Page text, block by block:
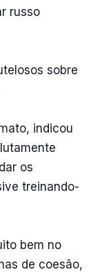
russo
sobre
indicou
os
treinando-
bem no
de coesão,